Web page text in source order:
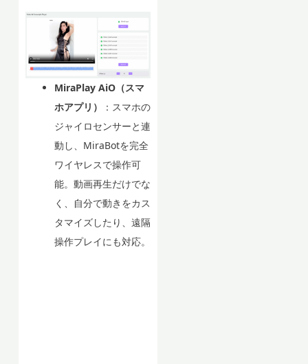
MiraPlay AiO（スマ
ホアプリ）
：スマホの
ジャイロセンサーと連
動し、MiraBotを完全
ワイヤレスで操作可
能。動画再生だけでな
く、自分で動きをカス
タマイズしたり、遠隔
操作プレイにも対応。